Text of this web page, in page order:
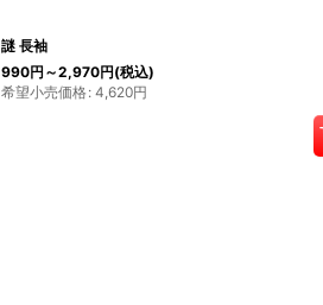
謎 長袖
990円 ～2,970円(税込)
希望小売価格: 4,620円